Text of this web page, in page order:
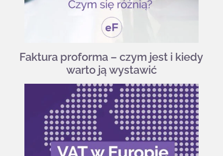
Faktura proforma – czym jest i kiedy
warto ją wystawić